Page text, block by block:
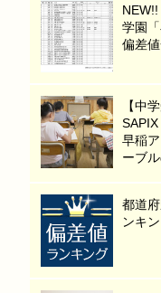
学園
偏差
【中
早稲
ーブ
都道
ンキ